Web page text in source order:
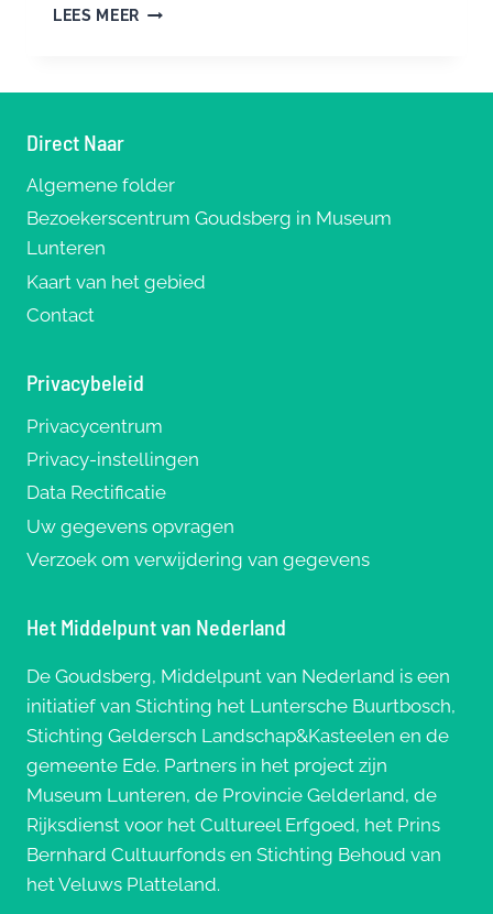
LEES MEER TERUGBLIK
Direct Naar
Algemene folder
Bezoekerscentrum Goudsberg in Museum
Lunteren
Kaart van het gebied
Contact
Privacybeleid
Privacycentrum
Privacy-instellingen
Data Rectificatie
Uw gegevens opvragen
Verzoek om verwijdering van gegevens
Het Middelpunt van Nederland
De Goudsberg, Middelpunt van Nederland is een
initiatief van Stichting het Luntersche Buurtbosch,
Stichting Geldersch Landschap&Kasteelen en de
gemeente Ede. Partners in het project zijn
Museum Lunteren, de Provincie Gelderland, de
Rijksdienst voor het Cultureel Erfgoed, het Prins
Bernhard Cultuurfonds en Stichting Behoud van
het Veluws Platteland.